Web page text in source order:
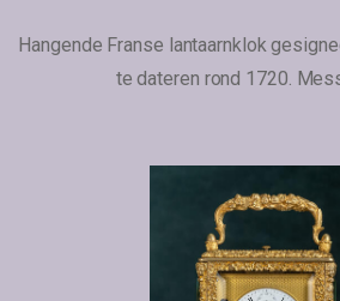
Hangende Franse lantaarnklok
te dateren rond 1720.